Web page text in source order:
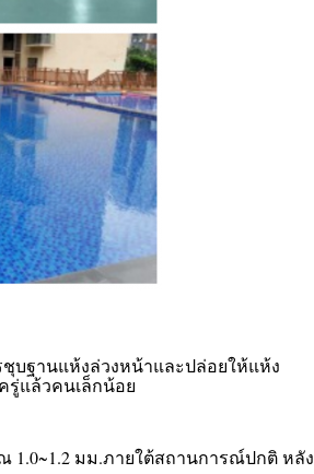
บฐานแห้งล่วงหน้าและปล่อยให้แห้ง
รู่แล้วคนเล็กน้อย
1.0~1.2 มม.ภายใต้สถานการณ์ปกติ หลัง